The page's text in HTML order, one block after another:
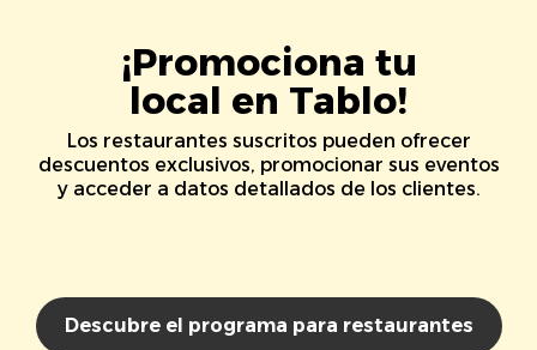
¡Promociona tu
local en Tablo!
Los restaurantes suscritos pueden ofrecer
descuentos exclusivos, promocionar sus eventos
y acceder a datos detallados de los clientes.
Descubre el programa para restaurantes